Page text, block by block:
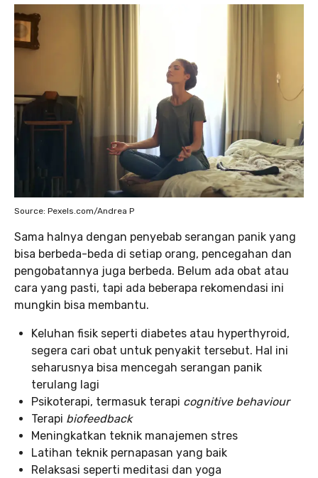
Source: Pexels.com/Andrea P
Sama halnya dengan penyebab serangan panik yang
bisa berbeda-beda di setiap orang, pencegahan dan
pengobatannya juga berbeda. Belum ada obat atau
cara yang pasti, tapi ada beberapa rekomendasi ini
mungkin bisa membantu.
Keluhan fisik seperti diabetes atau hyperthyroid,
segera cari obat untuk penyakit tersebut. Hal ini
seharusnya bisa mencegah serangan panik
terulang lagi
Psikoterapi, termasuk terapi cognitive behaviour
Terapi biofeedback
Meningkatkan teknik manajemen stres
Latihan teknik pernapasan yang baik
Relaksasi seperti meditasi dan yoga